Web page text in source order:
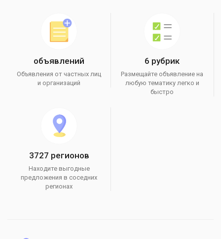
объявлений
Объявления от частных лиц
и организаций
6 рубрик
Размещайте объявление на
любую тематику легко и
быстро
3727 регионов
Находите выгодные
предложения в соседних
регионах